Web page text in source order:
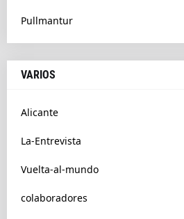
Pullmantur
VARIOS
Alicante
La-Entrevista
Vuelta-al-mundo
colaboradores